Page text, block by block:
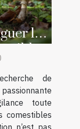
les
de
toute
comestibles
n’est pas